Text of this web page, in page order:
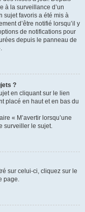
à la surveillance d’un
sujet favoris a été mis à
d’être notifié lorsqu’il y
de notifications pour
depuis le panneau de
?
en cliquant sur le lien
placé en haut et en bas du
« M’avertir lorsqu’une
surveiller le sujet.
sur celui-ci, cliquez sur le
page.